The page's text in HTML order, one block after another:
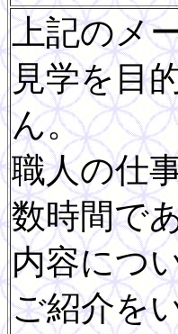
上記のメ
見学を目
ん。
職人の仕
数時間で
内容につ
ご紹介を